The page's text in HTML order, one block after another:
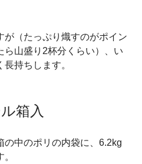
が（たっぷり熾すのがポイン
ら山盛り2杯分くらい）、い
持ちします。
箱入
の中のポリの内袋に、6.2kg